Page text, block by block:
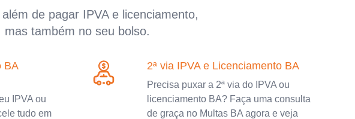
de pagar IPVA e licenciamento,
também no seu bolso.
BA
IPVA ou
tudo em
2ª via IPVA e Licenciamento BA
Precisa puxar a 2ª via do IPVA ou
licenciamento BA? Faça uma consulta
de graça no Multas BA agora e veja